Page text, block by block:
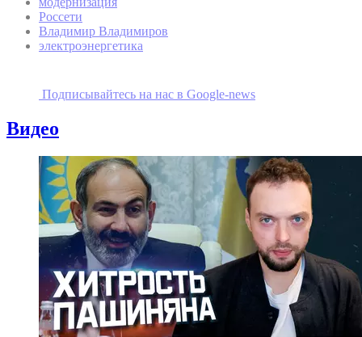
Россети
Владимир Владимиров
электроэнергетика
Подписывайтесь на наc в Google-news
Видео